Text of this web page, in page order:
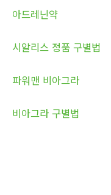
아드레닌약
시알리스 정품 구별법
파워맨 비아그라
비아그라 구별법